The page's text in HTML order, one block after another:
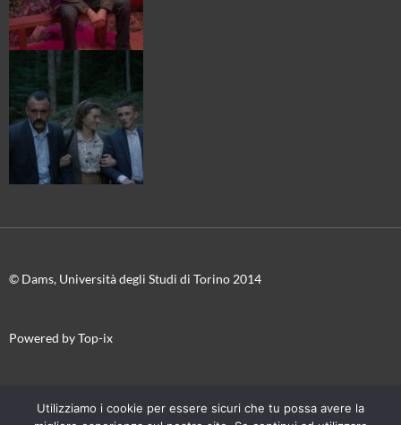
© Dams, Università degli Studi di Torino 2014
Powered by Top-ix
CinemaUtilizziamo i cookie per essere sicuri che tu possa avere la